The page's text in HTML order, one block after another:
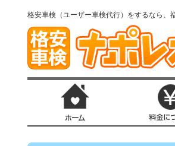
格安車検（ユーザー車検代行）をするなら、